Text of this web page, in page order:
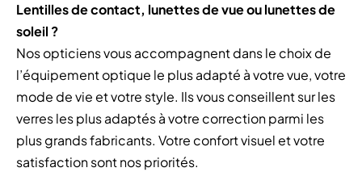
Lentilles de contact, lunettes de vue ou lunettes de
soleil ?
Nos opticiens vous accompagnent dans le choix de
l’équipement optique le plus adapté à votre vue, votre
mode de vie et votre style. Ils vous conseillent sur les
verres les plus adaptés à votre correction parmi les
plus grands fabricants. Votre confort visuel et votre
satisfaction sont nos priorités.